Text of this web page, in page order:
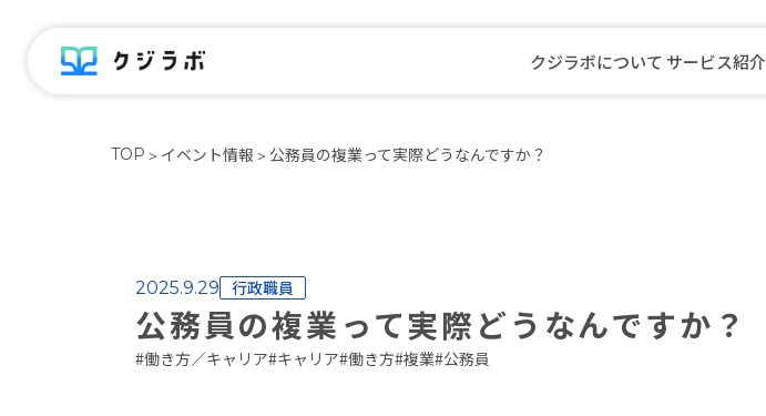
TOP ＞ イベント情報 ＞ 公務員の複業って実際どうなんですか？
2025.9.29 行政職員
公務員の複業って実際どうなんですか？
#働き方／キャリア#キャリア#働き方#複業#公務員
クジラボについて サービス紹介